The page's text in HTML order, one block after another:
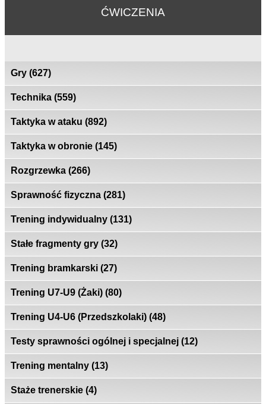
ĆWICZENIA
Gry (627)
Technika (559)
Taktyka w ataku (892)
Taktyka w obronie (145)
Rozgrzewka (266)
Sprawność fizyczna (281)
Trening indywidualny (131)
Stałe fragmenty gry (32)
Trening bramkarski (27)
Trening U7-U9 (Żaki) (80)
Trening U4-U6 (Przedszkolaki) (48)
Testy sprawności ogólnej i specjalnej (12)
Trening mentalny (13)
Staże trenerskie (4)